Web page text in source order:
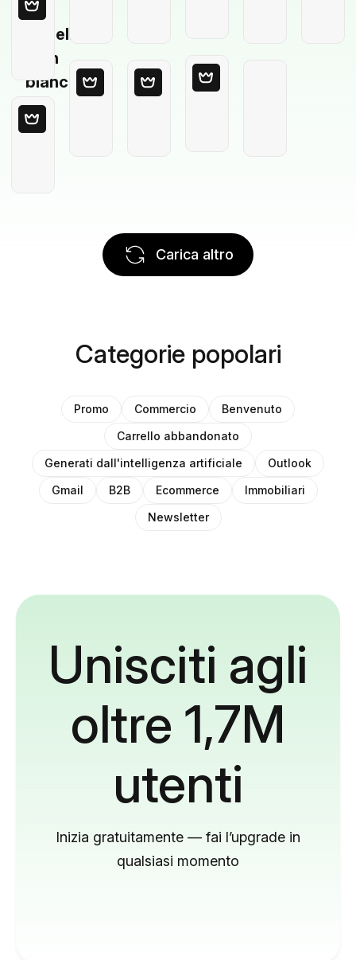
Modello
in
bianco
Carica altro
Categorie popolari
Promo Commercio
Benvenuto
Carrello abbandonato
Generati dall'intelligenza artificiale
Outlook
Gmail
B2B Ecommerce
Immobiliari
Newsletter
Unisciti agli
oltre 1,7M
utenti
Inizia gratuitamente — fai l’upgrade in
qualsiasi momento